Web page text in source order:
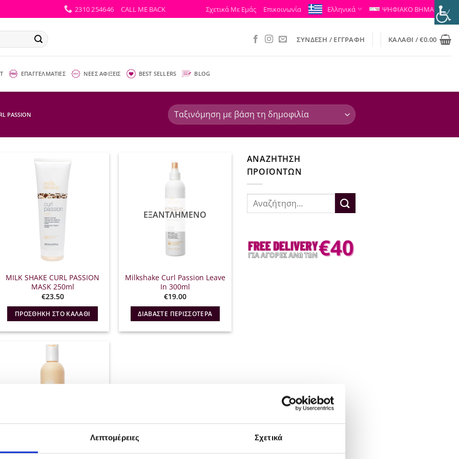
Λεπτομέρειες Σχετικά
2310 254646 CALL ME BACK Σχετικά Με Εμάς Επικοινωνία Ελληνικά ΨΗΦΙΑΚΟ ΒΗΜΑ
ΣΎΝΔΕΣΗ / ΕΓΓΡΑΦΉ ΚΑΛΆΘΙ /€0.00
ΕΠΑΓΓΕΛΜΑΤΙΕΣ ΝΕΕΣ ΑΦΙΞΕΙΣ BEST SELLERS BLOG
PASSION
MILK SHAKE CURL PASSION
MASK 250ml
€23.50
ΠΡΟΣΘΉΚΗ ΣΤΟ ΚΑΛΆΘΙ
ΕΞΑΝΤΛΗΜΈΝΟ
Milkshake Curl Passion Leave
In 300ml
€19.00
ΔΙΑΒΆΣΤΕ ΠΕΡΙΣΣΌΤΕΡΑ
ΑΝΑΖΉΤΗΣΗ
ΠΡΟΪΌΝΤΩΝ
Αναζήτηση
για: